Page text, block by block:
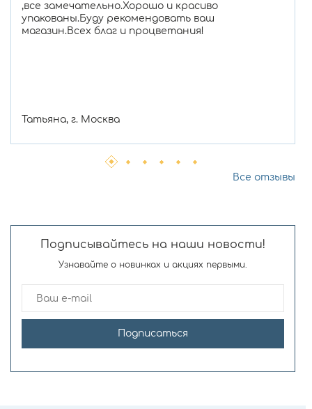
,все замечательно.Хорошо и красиво
упакованы.Буду рекомендовать ваш
магазин.Всех благ и процветания!
Татьяна, г. Москва
Все отзывы
Подписывайтесь на наши новости!
Узнавайте о новинках и акциях первыми.
Подписаться